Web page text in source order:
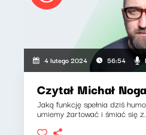
4 lutego 2024 56:54
Czytał Michał
Jaką funkcję spełnia dziś
umiemy żartować i śmiać się